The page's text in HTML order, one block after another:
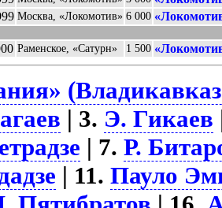
Москва, «Локомотив» 6 000
Раменское, «Сатурн» 1 500
| 3. Э. Гикаев
| 7.Р.
| 11.Пауло